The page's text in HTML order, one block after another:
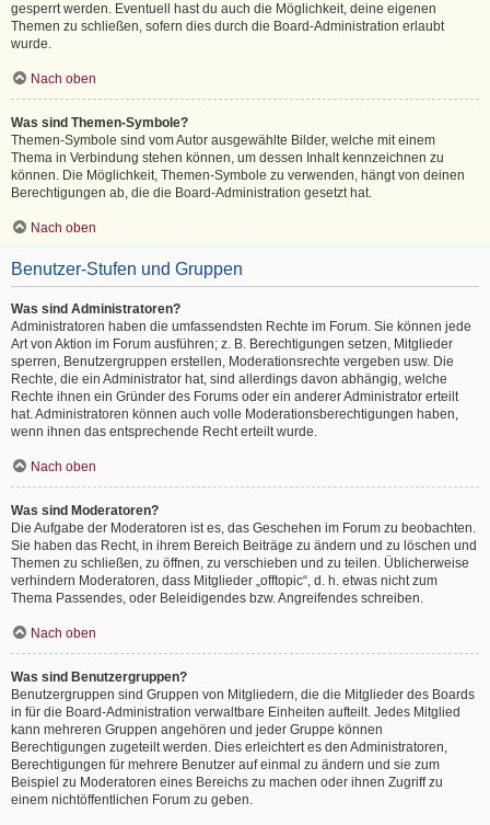
gesperrt werden. Eventuell hast du auch die Möglichkeit, deine eigenen
Themen zu schließen, sofern dies durch die Board-Administration erlaubt
wurde.
Nach oben
Was sind Themen-Symbole?
Themen-Symbole sind vom Autor ausgewählte Bilder, welche mit einem
Thema in Verbindung stehen können, um dessen Inhalt kennzeichnen zu
können. Die Möglichkeit, Themen-Symbole zu verwenden, hängt von deinen
Berechtigungen ab, die die Board-Administration gesetzt hat.
Nach oben
Benutzer-Stufen und Gruppen
Was sind Administratoren?
Administratoren haben die umfassendsten Rechte im Forum. Sie können jede
Art von Aktion im Forum ausführen; z. B. Berechtigungen setzen, Mitglieder
sperren, Benutzergruppen erstellen, Moderationsrechte vergeben usw. Die
Rechte, die ein Administrator hat, sind allerdings davon abhängig, welche
Rechte ihnen ein Gründer des Forums oder ein anderer Administrator erteilt
hat. Administratoren können auch volle Moderationsberechtigungen haben,
wenn ihnen das entsprechende Recht erteilt wurde.
Nach oben
Was sind Moderatoren?
Die Aufgabe der Moderatoren ist es, das Geschehen im Forum zu beobachten.
Sie haben das Recht, in ihrem Bereich Beiträge zu ändern und zu löschen und
Themen zu schließen, zu öffnen, zu verschieben und zu teilen. Üblicherweise
verhindern Moderatoren, dass Mitglieder „offtopic“, d. h. etwas nicht zum
Thema Passendes, oder Beleidigendes bzw. Angreifendes schreiben.
Nach oben
Was sind Benutzergruppen?
Benutzergruppen sind Gruppen von Mitgliedern, die die Mitglieder des Boards
in für die Board-Administration verwaltbare Einheiten aufteilt. Jedes Mitglied
kann mehreren Gruppen angehören und jeder Gruppe können
Berechtigungen zugeteilt werden. Dies erleichtert es den Administratoren,
Berechtigungen für mehrere Benutzer auf einmal zu ändern und sie zum
Beispiel zu Moderatoren eines Bereichs zu machen oder ihnen Zugriff zu
einem nichtöffentlichen Forum zu geben.